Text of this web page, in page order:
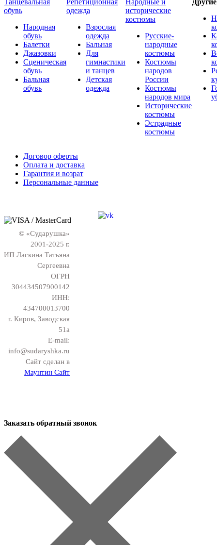
Танцевальная
обувь
Народная
обувь
Балетки
Джазовки
Сценическая
обувь
Бальная
обувь
Репетиционная
одежда
Взрослая
одежда
Бальная
Для
гимнастики
и танцев
Детская
одежда
Народные и
исторические
костюмы
Русские-
народные
костюмы
Костюмы
народов
России
Костюмы
народов мира
Исторические
костюмы
Эстрадные
костюмы
Договор оферты
Оплата и доставка
Гарантия и возрат
Персональные данные
© «Сударушка»
2001-2025 г.
ИП Ласкина Татьяна
Сергеевна
ОГРН
304434507900142
ИНН:
434700013700
г. Киров, Заводская
51а
E-mail:
info@sudaryshka.ru
Сайт сделан в
Маунтин Сайт
Заказать обратный звонок